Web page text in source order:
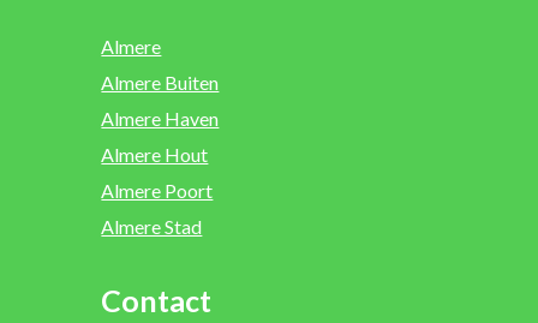
Almere
Almere Buiten
Almere Haven
Almere Hout
Almere Poort
Almere Stad
Contact